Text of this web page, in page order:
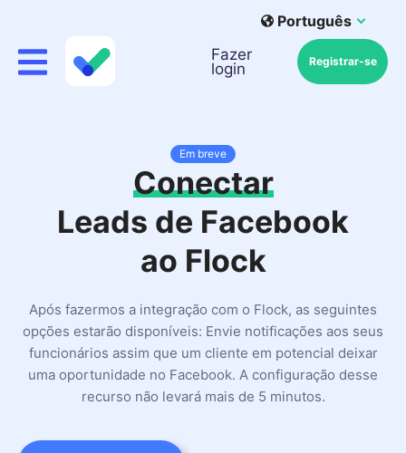
Português
Fazer
login
Registrar-se
Em breve
Conectar
Leads de Facebook
ao Flock
Após fazermos a integração com o Flock, as seguintes
opções estarão disponíveis: Envie notificações aos seus
funcionários assim que um cliente em potencial deixar
uma oportunidade no Facebook. A configuração desse
recurso não levará mais de 5 minutos.